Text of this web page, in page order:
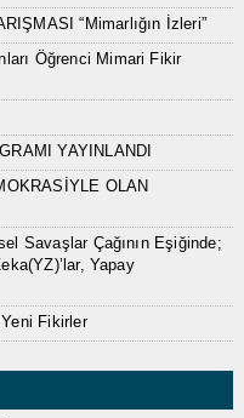
“Mimarlığın İzleri”
Öğrenci Mimari Fikir
YAYINLANDI
OLAN
Savaşlar Çağının Eşiğinde;
Yapay
Fikirler